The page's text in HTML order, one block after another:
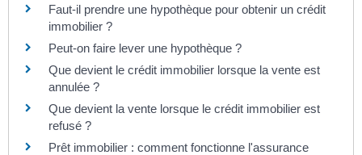
Faut-il prendre une hypothèque pour obtenir un crédit
immobilier ?
Peut-on faire lever une hypothèque ?
Que devient le crédit immobilier lorsque la vente est
annulée ?
Que devient la vente lorsque le crédit immobilier est
refusé ?
Prêt immobilier : comment fonctionne l'assurance